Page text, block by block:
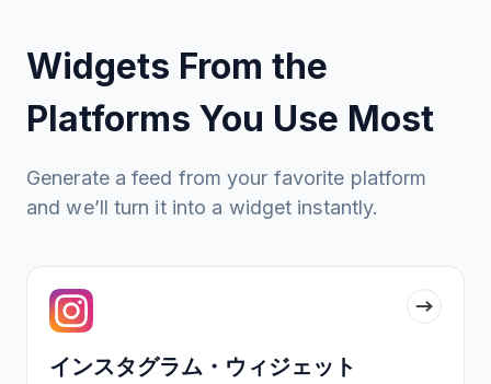
Widgets From the
Platforms You Use Most
Generate a feed from your favorite platform
and we’ll turn it into a widget instantly.
インスタグラム・ウィジェット